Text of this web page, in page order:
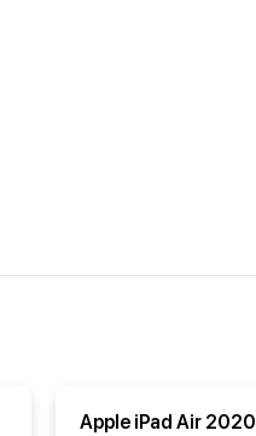
Apple iPad Air 2020